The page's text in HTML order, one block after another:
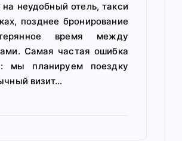
на неудобный отель, такси
позднее бронирование
время между
Самая частая ошибка
мы планируем поездку
визит…